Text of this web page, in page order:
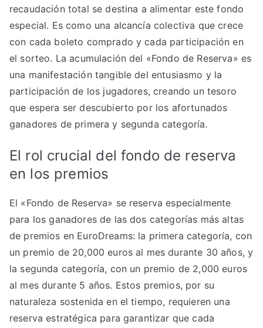
recaudación total se destina a alimentar este fondo
especial. Es como una alcancía colectiva que crece
con cada boleto comprado y cada participación en
el sorteo. La acumulación del «Fondo de Reserva» es
una manifestación tangible del entusiasmo y la
participación de los jugadores, creando un tesoro
que espera ser descubierto por los afortunados
ganadores de primera y segunda categoría.
El rol crucial del fondo de reserva
en los premios
El «Fondo de Reserva» se reserva especialmente
para los ganadores de las dos categorías más altas
de premios en EuroDreams: la primera categoría, con
un premio de 20,000 euros al mes durante 30 años, y
la segunda categoría, con un premio de 2,000 euros
al mes durante 5 años. Estos premios, por su
naturaleza sostenida en el tiempo, requieren una
reserva estratégica para garantizar que cada